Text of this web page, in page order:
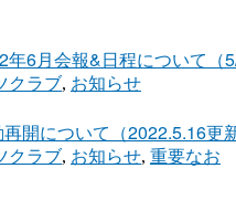
6月会報&日程について（
クラブ, お知らせ
開について（2022.5.16更
クラブ, お知らせ, 重要なお